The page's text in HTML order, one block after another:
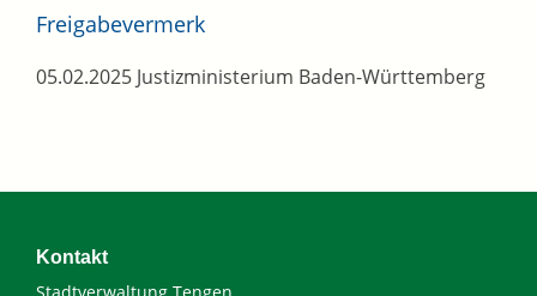
Freigabevermerk
05.02.2025 Justizministerium Baden-Württemberg
Kontakt